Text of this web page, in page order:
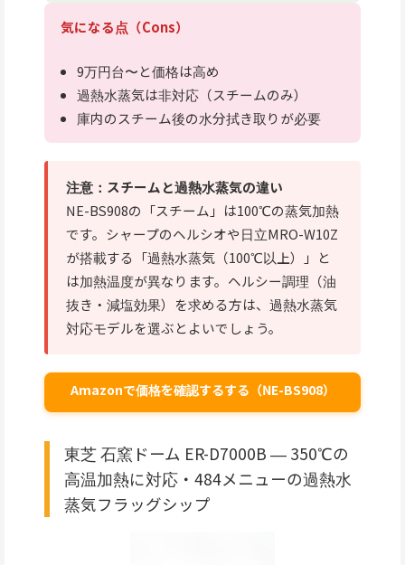
気になる点（Cons）
9万円台〜と価格は高め
過熱水蒸気は非対応（スチームのみ）
庫内のスチーム後の水分拭き取りが必要
注意：スチームと過熱水蒸気の違い
NE-BS908の「スチーム」は100℃の蒸気加熱
です。シャープのヘルシオや日立MRO-W10Z
が搭載する「過熱水蒸気（100℃以上）」と
は加熱温度が異なります。ヘルシー調理（油
抜き・減塩効果）を求める方は、過熱水蒸気
対応モデルを選ぶとよいでしょう。
Amazonで価格を確認するする（NE-BS908）
東芝 石窯ドーム ER-D7000B ― 350℃の
高温加熱に対応・484メニューの過熱水
蒸気フラッグシップ